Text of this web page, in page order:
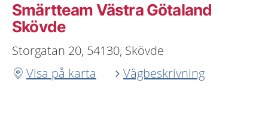
Smärtteam Västra Götaland
Skövde
Storgatan 20, 54130, Skövde
Visa på karta
Vägbeskrivning